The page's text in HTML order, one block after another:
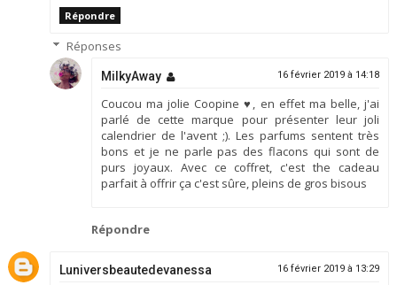
Répondre
Réponses
MilkyAway 16 février 2019 à 14:18
Coucou ma jolie Coopine ♥, en effet ma belle, j'ai
parlé de cette marque pour présenter leur joli
calendrier de l'avent ;). Les parfums sentent très
bons et je ne parle pas des flacons qui sont de
purs joyaux. Avec ce coffret, c'est the cadeau
parfait à offrir ça c'est sûre, pleins de gros bisous
Répondre
Luniversbeautedevanessa 16 février 2019 à 13:29